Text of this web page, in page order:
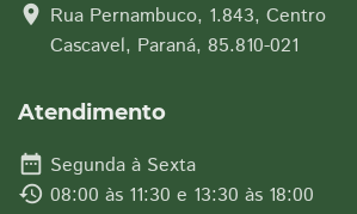
location_on Rua Pernambuco, 1.843, Centro
Cascavel, Paraná, 85.810-021
Atendimento
date_range Segunda à Sexta
history 08:00 às 11:30 e 13:30 às 18:00